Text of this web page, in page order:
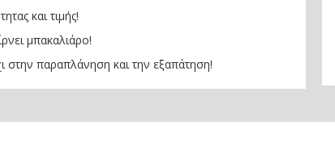
και τιμής!
μπακαλιάρο!
την εξαπάτηση!